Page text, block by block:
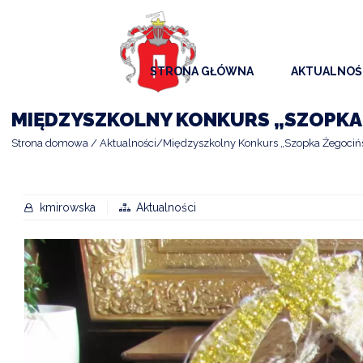
STRONA GŁÓWNA
MIĘDZYSZKOLNY KONKURS
Strona domowa Aktualności Międzyszkolny Konkurs „Szopka
kmirowska Aktualności